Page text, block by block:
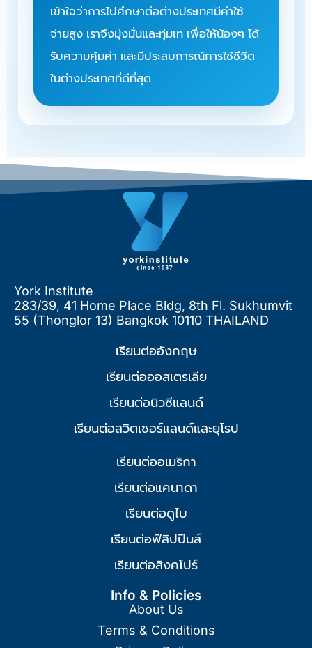
เข้าใจว่าการไปศึกษาต่อต่างประเทศมีค่าใช้
จ่ายสูง เราจึงมุ่งมั่นและทุ่มเท เพื่อให้น้องๆ ได้
รับความคุ้มค่า และมีประสบการณ์การใช้ชีวิต
ในต่างประเทศที่ดีที่สุด
York Institute
283/39, 41 Home Place Bldg, 8th Fl. Sukhumvit
55 (Thonglor 13) Bangkok 10110 THAILAND
เรียนต่ออังกฤษ
เรียนต่อออสเตรเลีย
เรียนต่อนิวซีแลนด์
เรียนต่อสวิตเซอร์แลนด์และยุโรป
เรียนต่ออเมริกา
เรียนต่อแคนาดา
เรียนต่อดูไบ
เรียนต่อฟิลิปปินส์
เรียนต่อสิงคโปร์
Info & Policies
About Us
Terms & Conditions